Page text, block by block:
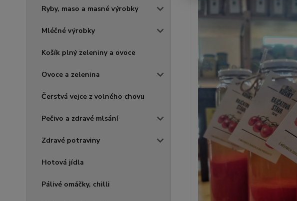
Ryby, maso a masné výrobky
Mléčné výrobky
Košík plný zeleniny a ovoce
Ovoce a zelenina
Čerstvá vejce z volného chovu
Pečivo a zdravé mlsání
Zdravé potraviny
Hotová jídla
Pálivé omáčky, chilli